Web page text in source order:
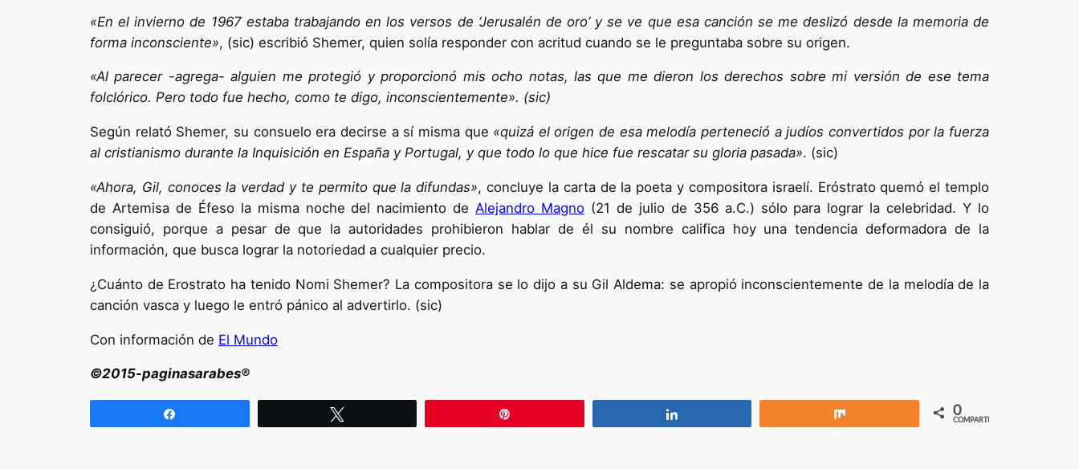
«En el invierno de 1967 estaba trabajando en los versos de ‘Jerusalén de oro’ y se ve que esa canción se me deslizó desde la memoria de
forma inconsciente», (sic) escribió Shemer, quien solía responder con acritud cuando se le preguntaba sobre su origen.
«Al parecer -agrega- alguien me protegió y proporcionó mis ocho notas, las que me dieron los derechos sobre mi versión de ese tema
folclórico. Pero todo fue hecho, como te digo, inconscientemente». (sic)
Según relató Shemer, su consuelo era decirse a sí misma que «quizá el origen de esa melodía perteneció a judíos convertidos por la fuerza
al cristianismo durante la Inquisición en España y Portugal, y que todo lo que hice fue rescatar su gloria pasada». (sic)
«Ahora, Gil, conoces la verdad y te permito que la difundas», concluye la carta de la poeta y compositora israelí. Eróstrato quemó el templo
de Artemisa de Éfeso la misma noche del nacimiento de Alejandro Magno (21 de julio de 356 a.C.) sólo para lograr la celebridad. Y lo
consiguió, porque a pesar de que la autoridades prohibieron hablar de él su nombre califica hoy una tendencia deformadora de la
información, que busca lograr la notoriedad a cualquier precio.
¿Cuánto de Erostrato ha tenido Nomi Shemer? La compositora se lo dijo a su Gil Aldema: se apropió inconscientemente de la melodía de la
canción vasca y luego le entró pánico al advertirlo. (sic)
Con información de El Mundo
©2015-paginasarabes®
0
COMPARTIR